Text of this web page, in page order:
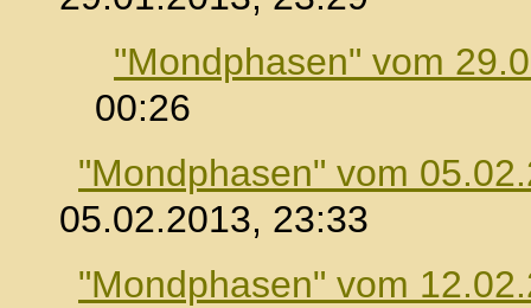
"Mondphasen" vom
00:26
"Mondphasen" vom
05.02.2013, 23:33
"Mondphasen" vom